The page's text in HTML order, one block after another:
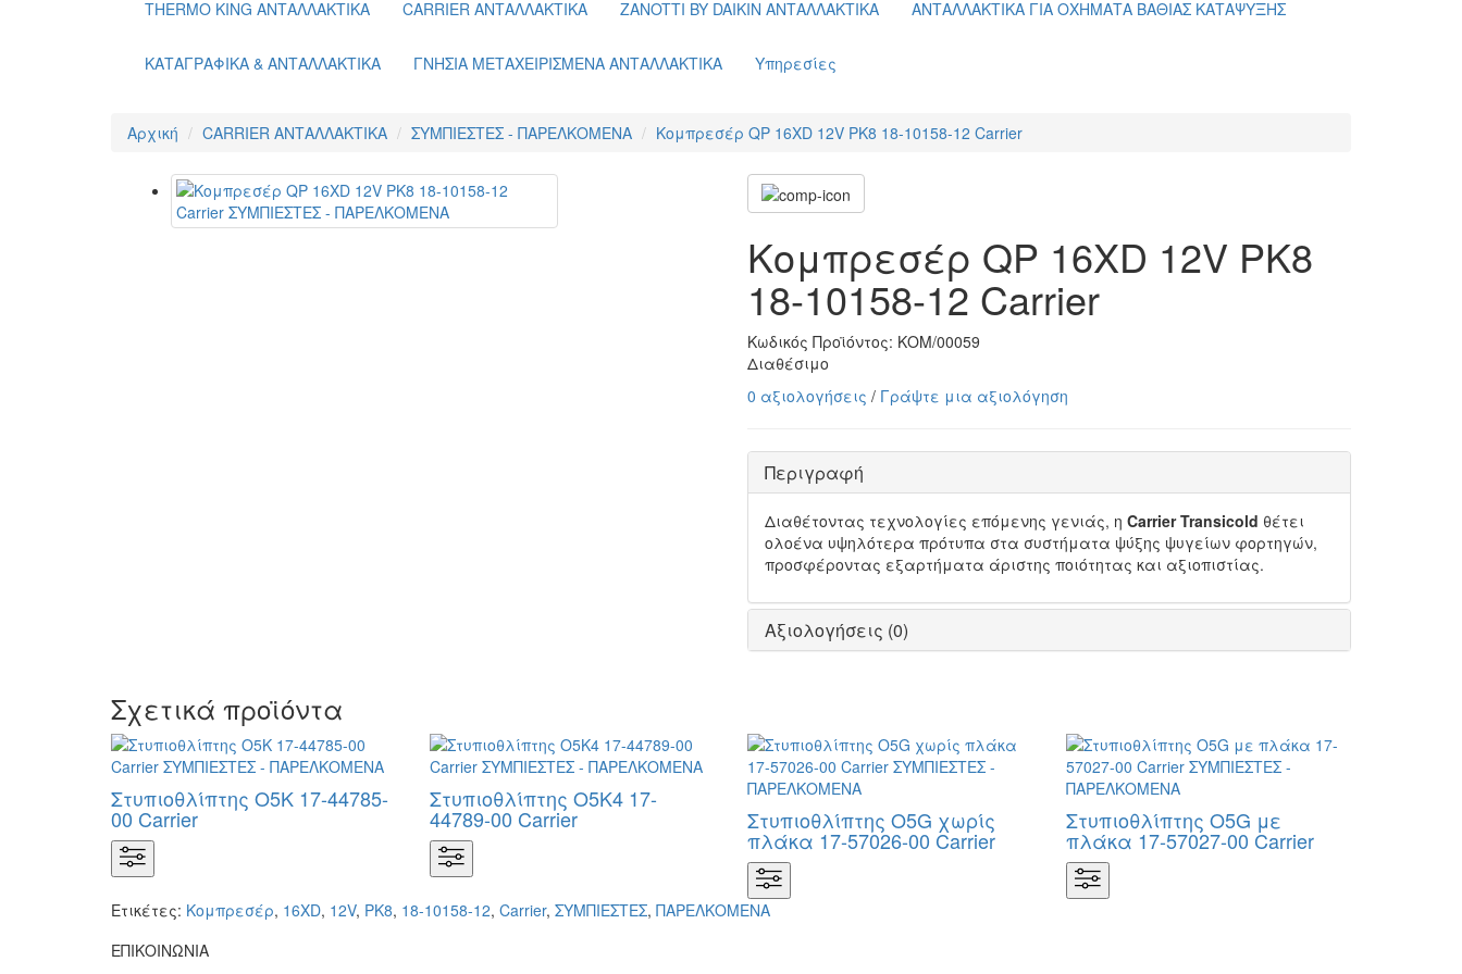
THERMO KING ΑΝΤΑΛΛΑΚΤΙΚΑ CARRIER ΑΝΤΑΛΛΑΚΤΙΚΑ ZANOTTI BY DAIKIN ΑΝΤΑΛΛΑΚΤΙΚΑ ΑΝΤΑΛΛΑΚΤΙΚΑ ΓΙΑ ΟΧΗΜΑΤΑ ΒΑΘΙΑΣ ΚΑΤΑΨΥΞΗΣ
ΚΑΤΑΓΡΑΦΙΚΑ & ΑΝΤΑΛΛΑΚΤΙΚΑ ΓΝΗΣΙΑ ΜΕΤΑΧΕΙΡΙΣΜΕΝΑ ΑΝΤΑΛΛΑΚΤΙΚΑ Υπηρεσίες
Αρχική CARRIER ΑΝΤΑΛΛΑΚΤΙΚΑ ΣΥΜΠΙΕΣΤΕΣ - ΠΑΡΕΛΚΟΜΕΝΑ Κομπρεσέρ QP 16XD 12V PK8 18-10158-12 Carrier
Κομπρεσέρ QP 16XD 12V PK8
18-10158-12 Carrier
Κωδικός Προϊόντος: ΚΟΜ/00059
Διαθέσιμο
0 αξιολογήσεις / Γράψτε μια αξιολόγηση
Περιγραφή
Διαθέτοντας τεχνολογίες επόμενης γενιάς, η Carrier Transicold θέτει
ολοένα υψηλότερα πρότυπα στα συστήματα ψύξης ψυγείων φορτηγών,
προσφέροντας εξαρτήματα άριστης ποιότητας και αξιοπιστίας.
Αξιολογήσεις (0)
Σχετικά προϊόντα
Στυπιοθλίπτης Ο5Κ 17-44785-
00 Carrier
Στυπιοθλίπτης Ο5Κ4 17-
44789-00 Carrier Στυπιοθλίπτης Ο5G χωρίς
πλάκα 17-57026-00 Carrier
Στυπιοθλίπτης Ο5G με
πλάκα 17-57027-00 Carrier
Ετικέτες: Κομπρεσέρ, 16XD, 12V, PK8, 18-10158-12, Carrier, ΣΥΜΠΙΕΣΤΕΣ, ΠΑΡΕΛΚΟΜΕΝΑ
ΕΠΙΚΟΙΝΩΝΙΑ